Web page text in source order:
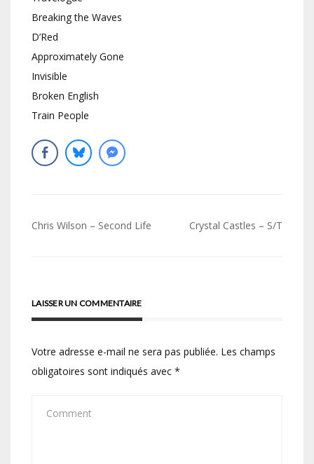
Breaking the Waves
D’Red
Approximately Gone
Invisible
Broken English
Train People
Navigation
Chris Wilson – Second Life Crystal Castles – S/T
LAISSER UN COMMENTAIRE
Votre adresse e-mail ne sera pas publiée. Les champs
obligatoires sont indiqués avec *